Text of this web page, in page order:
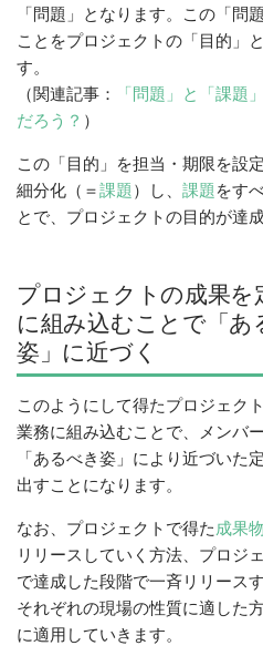
「問題」となります。この「問
ことをプロジェクトの「目的」
す。
（関連記事：
「問題」と「課題
だろう？ ）
この「目的」を担当・期限を設
細分化（＝課題）し、 課題をす
とで、プロジェクトの目的が達成
プロジェクトの成果を
に組み込むことで「あ
姿」に近づく
このようにして得たプロジェク
業務に組み込むことで、メンバ
「あるべき姿」により近づいた
出すことになります。
なお、プロジェクトで得た 成果物
リリースしていく方法、プロジ
で達成した段階で一斉リリース
それぞれの現場の性質に適した
に適用していきます。